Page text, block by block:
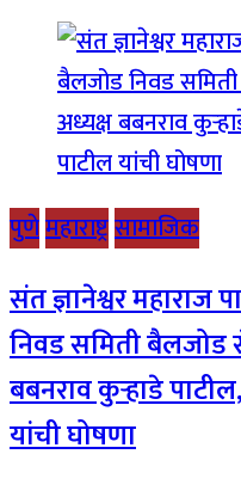
पुणेमहाराष्ट्रसामाजिक
संत ज्ञानेश्वर
निवड समिती बैलजोड
बबनराव कुऱ्हाडे
यांची घोषणा